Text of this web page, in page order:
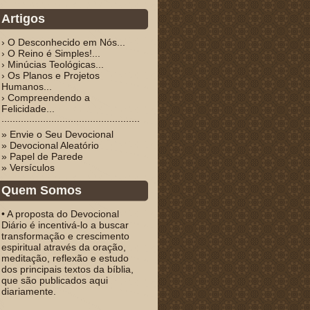
Artigos
› O Desconhecido em Nós...
› O Reino é Simples!...
› Minúcias Teológicas...
› Os Planos e Projetos
Humanos...
› Compreendendo a
Felicidade...
» Envie o Seu Devocional
» Devocional Aleatório
» Papel de Parede
» Versículos
Quem Somos
• A proposta do Devocional
Diário é incentivá-lo a buscar
transformação e crescimento
espiritual através da oração,
meditação, reflexão e estudo
dos principais textos da bíblia,
que são publicados aqui
diariamente.